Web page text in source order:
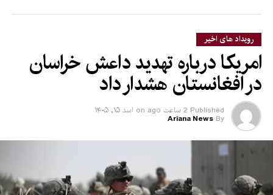
رویداد های اخیر
امریکا درباره تهدید داعش خراسان
در افغانستان هشدار داد
Published 2 ساعت ago on اسد ۱۵, ۱۴۰۵
By
Ariana News